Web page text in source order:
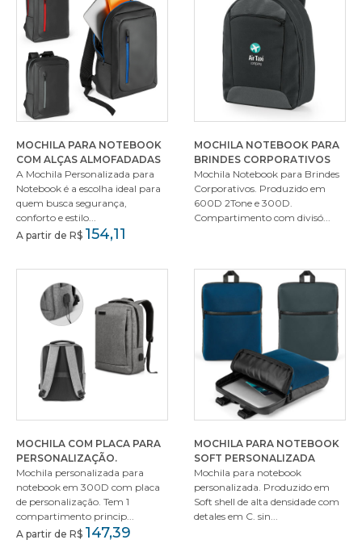
MOCHILA PARA NOTEBOOK
COM ALÇAS ALMOFADADAS
A Mochila Personalizada para
Notebook é a escolha ideal para
quem busca segurança,
conforto e estilo...
A partir de R$ 154,11
MOCHILA NOTEBOOK PARA
BRINDES CORPORATIVOS
Mochila Notebook para Brindes
Corporativos. Produzido em
600D 2Tone e 300D.
Compartimento com divisó...
MOCHILA COM PLACA PARA
PERSONALIZAÇÃO.
Mochila personalizada para
notebook em 300D com placa
de personalização. Tem 1
compartimento princip...
A partir de R$ 147,39
MOCHILA PARA NOTEBOOK
SOFT PERSONALIZADA
Mochila para notebook
personalizada. Produzido em
Soft shell de alta densidade com
detales em C. sin...